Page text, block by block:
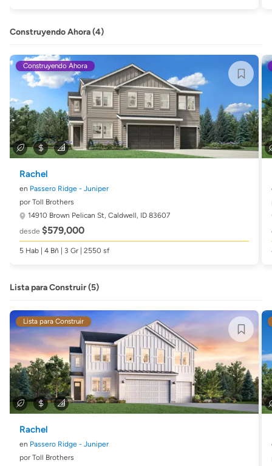
Construyendo Ahora (4)
Construyendo Ahora
Rachel
en Passero Ridge - Juniper
por Toll Brothers
14910 Brown Pelican St, Caldwell, ID 83607
desde $579,000
5 Hab | 4 Bñ | 3 Gr | 2550 sf
Lista para Construir (5)
Lista para Construir
Rachel
en Passero Ridge - Juniper
por Toll Brothers